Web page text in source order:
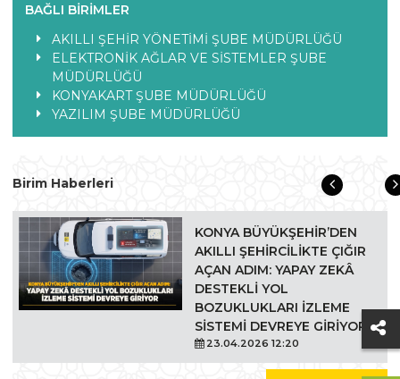
BAĞLI BIRIMLER
AKILLI ŞEHİR YÖNETİMİ ŞUBE MÜDÜRLÜĞÜ
ELEKTRONİK AĞLAR VE SİSTEMLER ŞUBE
MÜDÜRLÜĞÜ
KONYAKART ŞUBE MÜDÜRLÜĞÜ
YAZILIM ŞUBE MÜDÜRLÜĞÜ
Birim Haberleri
KONYA BÜYÜKŞEHİR’DEN
AKILLI ŞEHİRCİLİKTE ÇIĞIR
AÇAN ADIM: YAPAY ZEKÂ
DESTEKLİ YOL
BOZUKLUKLARI İZLEME
SİSTEMİ DEVREYE GİRİYOR
23.04.2026 12:20